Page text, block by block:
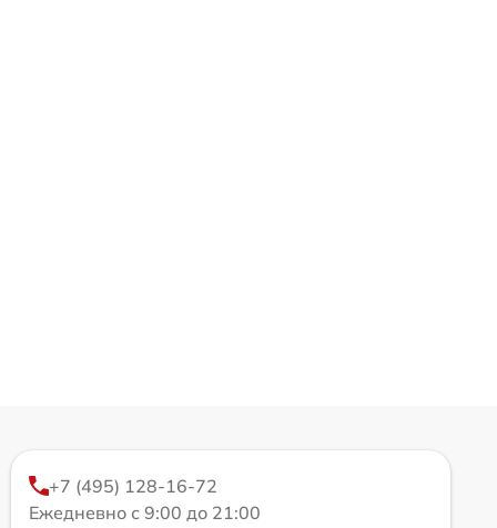
+7 (495) 128-16-72
Ежедневно с 9:00 до 21:00